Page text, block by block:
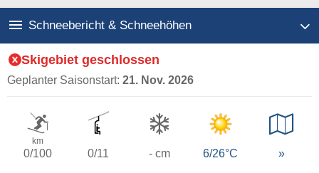
Schneebericht & Schneehöhen
Skigebiet geschlossen
Geplanter Saisonstart: 21. Nov. 2026
km
0/100 0/11 - cm 6/26°C »